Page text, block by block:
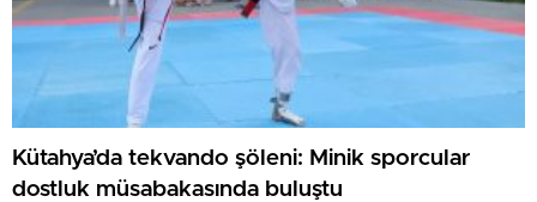
Kütahya’da tekvando şöleni: Minik sporcular
dostluk müsabakasında buluştu